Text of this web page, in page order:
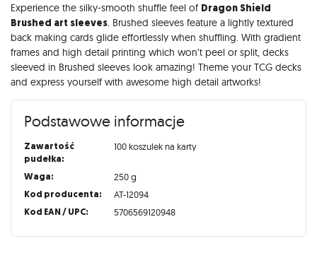
Experience the silky-smooth shuffle feel of Dragon Shield
Brushed art sleeves. Brushed sleeves feature a lightly textured
back making cards glide effortlessly when shuffling. With gradient
frames and high detail printing which won’t peel or split, decks
sleeved in Brushed sleeves look amazing! Theme your TCG decks
and express yourself with awesome high detail artworks!
Podstawowe informacje
Zawartość
pudełka:
100 koszulek na karty
Waga: 250 g
Kod producenta: AT-12094
Kod EAN / UPC: 5706569120948